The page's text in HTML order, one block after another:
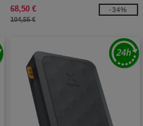
20 000 mAh de 35 W
68,50 €
104,55 €
-34%